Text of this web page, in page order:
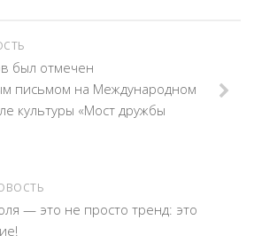
был отмечен
письмом на Международном
культуры «Мост дружбы
— это не просто тренд: это